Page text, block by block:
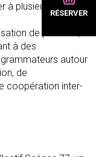
RÉSERVER
plusieurs ce qu’il
de plateaux,
à des
autour
de
coopération inter-